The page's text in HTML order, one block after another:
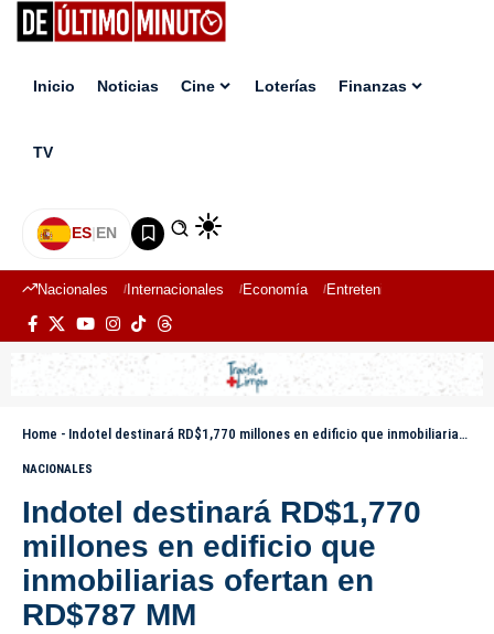
Inicio Noticias Cine Loterías Finanzas
TV
ES|EN
Nacionales Internacionales Economía Entretenimiento
Home - Indotel destinará RD$1,770 millones en edificio que inmobiliarias ofertan en RD$787 MM
NACIONALES
Indotel destinará RD$1,770
millones en edificio que
inmobiliarias ofertan en
RD$787 MM